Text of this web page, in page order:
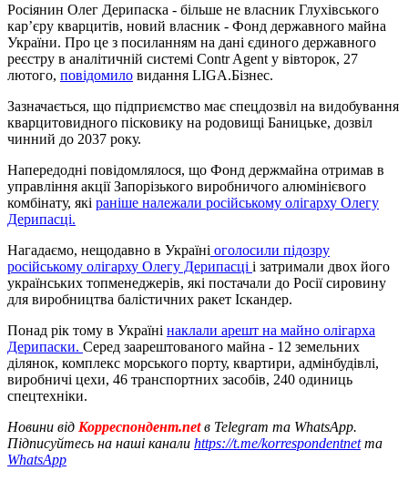
Росіянин Олег Дерипаска - більше не власник Глухівського
карʼєру кварцитів, новий власник - Фонд державного майна
України. Про це з посиланням на дані єдиного державного
реєстру в аналітичній системі Contr Agent у вівторок, 27
лютого, повідомило видання LIGA.Бізнес.
Зазначається, що підприємство має спецдозвіл на видобування
кварцитовидного пісковику на родовищі Баницьке, дозвіл
чинний до 2037 року.
Напередодні повідомлялося, що Фонд держмайна отримав в
управління акції Запорізького виробничого алюмінієвого
комбінату, які раніше належали російському олігарху Олегу
Дерипасці.
Нагадаємо, нещодавно в Україні оголосили підозру
російському олігарху Олегу Дерипасці і затримали двох його
українських топменеджерів, які постачали до Росії сировину
для виробництва балістичних ракет Іскандер.
Понад рік тому в Україні наклали арешт на майно олігарха
Дерипаски. Серед заарештованого майна - 12 земельних
ділянок, комплекс морського порту, квартири, адмінбудівлі,
виробничі цехи, 46 транспортних засобів, 240 одиниць
спецтехніки.
Новини від Корреспондент.netв Telegram та WhatsApp.
Підписуйтесь на наші канали https://t.me/korrespondentnetта
WhatsApp